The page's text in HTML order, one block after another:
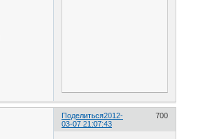
Поделиться 700
2012-
03-07 21:07:43